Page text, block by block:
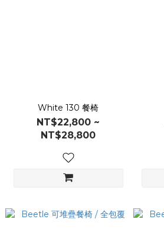
White 130 餐椅
NT$22,800 ~
NT$28,800